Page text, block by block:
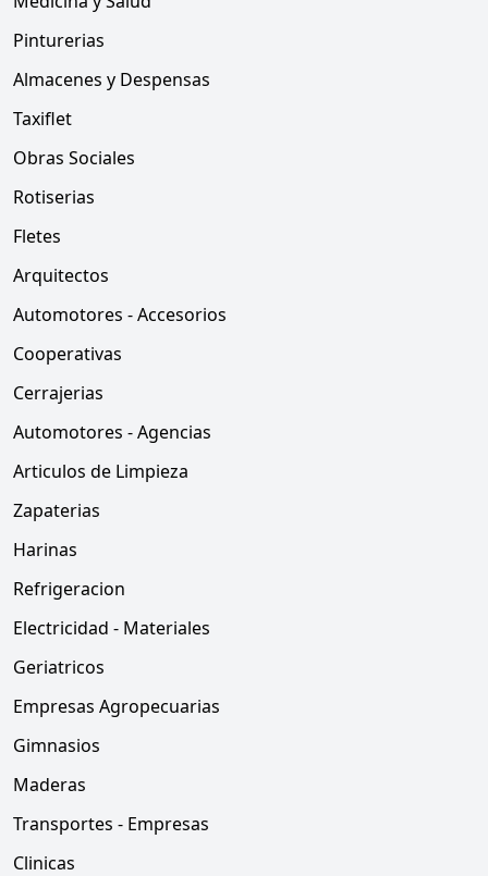
Pinturerias
Almacenes y Despensas
Taxiflet
Obras Sociales
Rotiserias
Fletes
Arquitectos
Automotores - Accesorios
Cooperativas
Cerrajerias
Automotores - Agencias
Articulos de Limpieza
Zapaterias
Harinas
Refrigeracion
Electricidad - Materiales
Geriatricos
Empresas Agropecuarias
Gimnasios
Maderas
Transportes - Empresas
Clinicas